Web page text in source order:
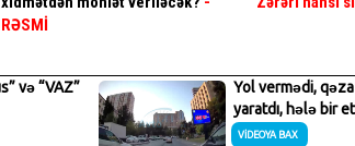
RƏSMİ